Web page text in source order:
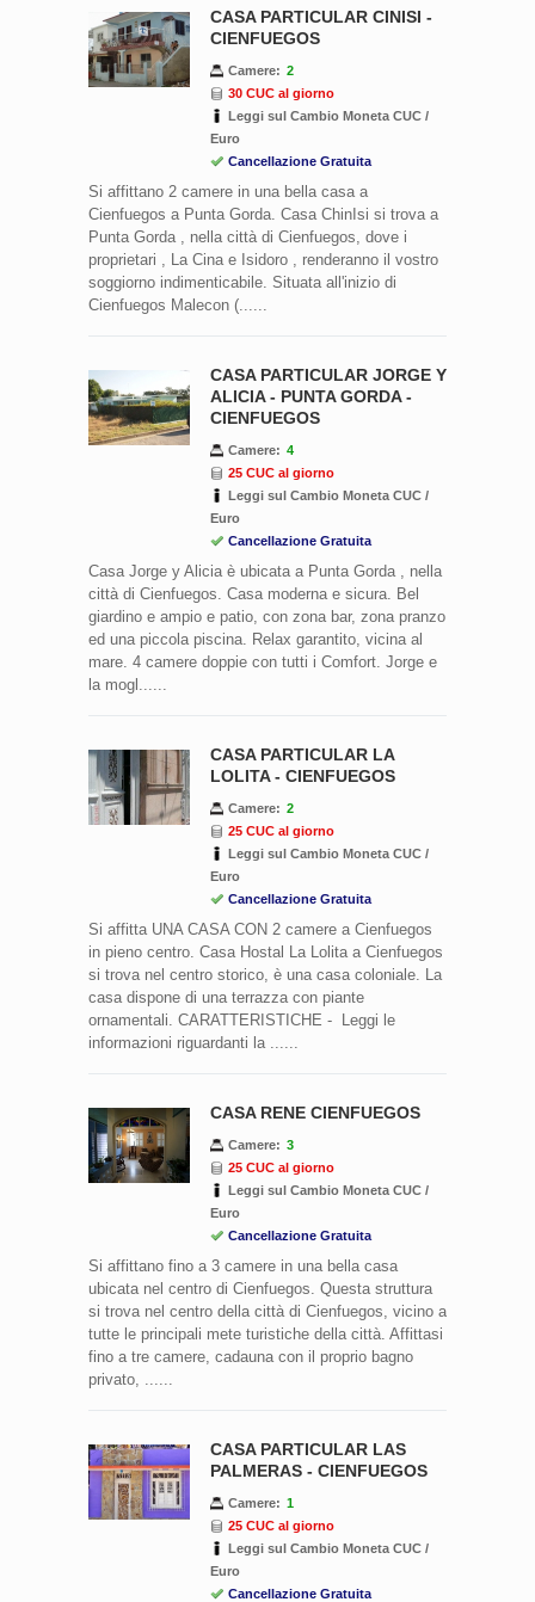
CASA PARTICULAR CINISI -
CIENFUEGOS
Camere: 2
30 CUC al giorno
Leggi sul Cambio Moneta CUC /
Euro
Cancellazione Gratuita
Si affittano 2 camere in una bella casa a
Cienfuegos a Punta Gorda. Casa ChinIsi si trova a
Punta Gorda , nella città di Cienfuegos, dove i
proprietari , La Cina e Isidoro , renderanno il vostro
soggiorno indimenticabile. Situata all'inizio di
Cienfuegos Malecon (......
CASA PARTICULAR JORGE Y
ALICIA - PUNTA GORDA -
CIENFUEGOS
Camere: 4
25 CUC al giorno
Leggi sul Cambio Moneta CUC /
Euro
Cancellazione Gratuita
Casa Jorge y Alicia è ubicata a Punta Gorda , nella
città di Cienfuegos. Casa moderna e sicura. Bel
giardino e ampio e patio, con zona bar, zona pranzo
ed una piccola piscina. Relax garantito, vicina al
mare. 4 camere doppie con tutti i Comfort. Jorge e
la mogl......
CASA PARTICULAR LA
LOLITA - CIENFUEGOS
Camere: 2
25 CUC al giorno
Leggi sul Cambio Moneta CUC /
Euro
Cancellazione Gratuita
Si affitta UNA CASA CON 2 camere a Cienfuegos
in pieno centro. Casa Hostal La Lolita a Cienfuegos
si trova nel centro storico, è una casa coloniale. La
casa dispone di una terrazza con piante
ornamentali. CARATTERISTICHE - Leggi le
informazioni riguardanti la ......
CASA RENE CIENFUEGOS
Camere: 3
25 CUC al giorno
Leggi sul Cambio Moneta CUC /
Euro
Cancellazione Gratuita
Si affittano fino a 3 camere in una bella casa
ubicata nel centro di Cienfuegos. Questa struttura
si trova nel centro della città di Cienfuegos, vicino a
tutte le principali mete turistiche della città. Affittasi
fino a tre camere, cadauna con il proprio bagno
privato, ......
CASA PARTICULAR LAS
PALMERAS - CIENFUEGOS
Camere: 1
25 CUC al giorno
Leggi sul Cambio Moneta CUC /
Euro
Cancellazione Gratuita